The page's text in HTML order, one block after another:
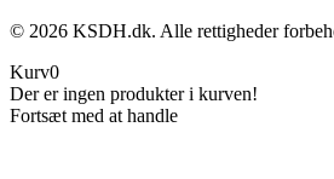
© 2026 KSDH.dk. Alle rettigheder
Kurv0
Der er ingen produkter i kurven!
Fortsæt med at handle